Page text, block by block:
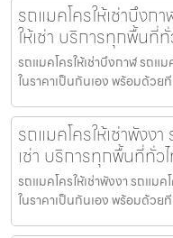
รถแมคโครให้เช่าบึงก
ให้เช่า บริการทุกพื้นที่
รถแมคโครให้เช่าบึงกาฬ รถแ
ในราคาเป็นกันเอง พร้อมด้ว
รถแมคโครให้เช่าพังง
เช่า บริการทุกพื้นที่ทั่ว
รถแมคโครให้เช่าพังงา รถแมค
ในราคาเป็นกันเอง พร้อมด้ว